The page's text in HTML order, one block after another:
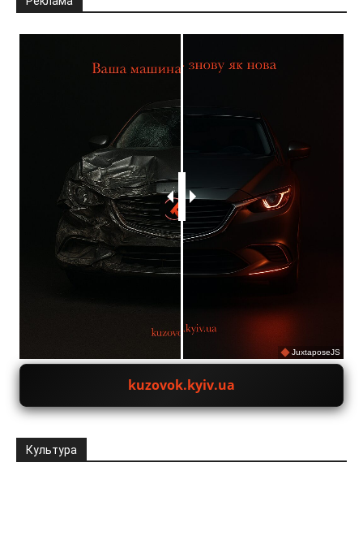
JuxtaposeJS
kuzovok.kyiv.ua
Культура